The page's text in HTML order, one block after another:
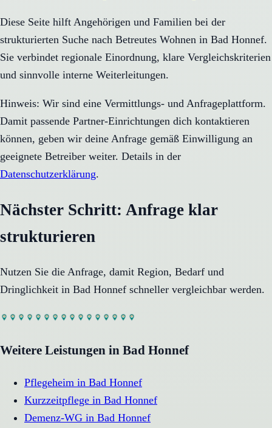
Diese Seite hilft Angehörigen und Familien bei der
strukturierten Suche nach Betreutes Wohnen in Bad Honnef.
Sie verbindet regionale Einordnung, klare Vergleichskriterien
und sinnvolle interne Weiterleitungen.
Hinweis: Wir sind eine Vermittlungs- und Anfrageplattform.
Damit passende Partner-Einrichtungen dich kontaktieren
können, geben wir deine Anfrage gemäß Einwilligung an
geeignete Betreiber weiter. Details in der
Datenschutzerklärung.
Nächster Schritt: Anfrage klar
strukturieren
Nutzen Sie die Anfrage, damit Region, Bedarf und
Dringlichkeit in Bad Honnef schneller vergleichbar werden.
Weitere Leistungen in Bad Honnef
Pflegeheim in Bad Honnef
Kurzzeitpflege in Bad Honnef
Demenz-WG in Bad Honnef